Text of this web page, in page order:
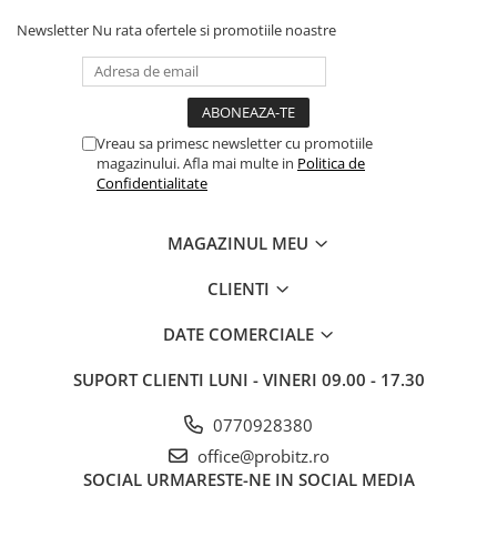
Imprimante de format mare
Imprimante Inkjet
Imprimante laser
Multifunctionale laser
Switch-uri
Access Points & Range Extendere
Newsletter Nu rata ofertele si promotiile noastre
Vreau sa primesc newsletter cu promotiile
magazinului. Afla mai multe in Politica de
Confidentialitate
MAGAZINUL MEU
CLIENTI
DATE COMERCIALE
SUPORT CLIENTI LUNI - VINERI 09.00 - 17.30
0770928380
office@probitz.ro
SOCIAL URMARESTE-NE IN SOCIAL MEDIA